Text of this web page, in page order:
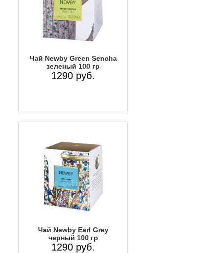
Чай Newby Green Sencha
зеленый 100 гр
1290 руб.
Чай Newby Earl Grey
черный 100 гр
1290 руб.